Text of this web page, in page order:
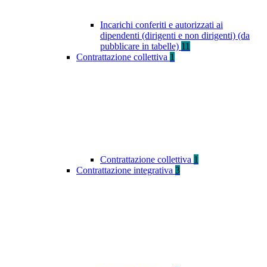
Incarichi conferiti e autorizzati ai
dipendenti (dirigenti e non dirigenti) (da
pubblicare in tabelle) 11
Contrattazione collettiva 1
Contrattazione collettiva 1
Contrattazione integrativa 3